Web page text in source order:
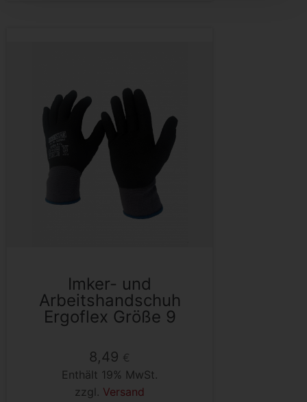
Imker- und
Arbeitshandschuh
Ergoflex Größe 9
8,49 €
Enthält 19% MwSt.
zzgl. Versand